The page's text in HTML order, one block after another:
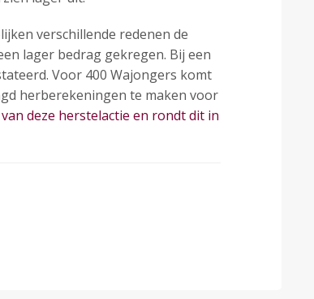
verschillende redenen de
lager bedrag gekregen. Bij een
Voor 400 Wajongers komt
herberekeningen te maken voor
deze herstelactie en rondt dit in